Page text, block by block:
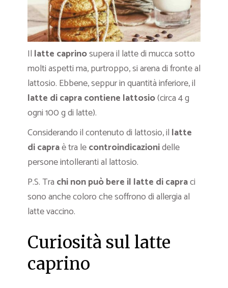
Il latte caprinosupera il latte di mucca sotto
molti aspetti ma, purtroppo, si arena di fronte al
lattosio. Ebbene, seppur in quantità inferiore, il
latte di capra contiene lattosio(circa 4 g
ogni 100 g di latte).
Considerando il contenuto di lattosio, il latte
di capraè tra lecontroindicazionidelle
persone intolleranti al lattosio.
P.S. Tra chi non può bere il latte di capraci
sono anche coloro che soffrono di allergia al
latte vaccino.
Curiosità sul latte
caprino